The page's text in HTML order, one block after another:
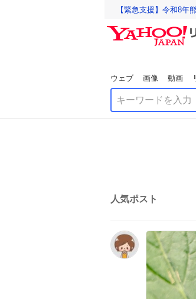
【緊急支援】令和8年
ウェブ 画像 動画
人気ポスト